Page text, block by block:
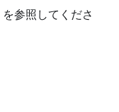
を参照してくださ